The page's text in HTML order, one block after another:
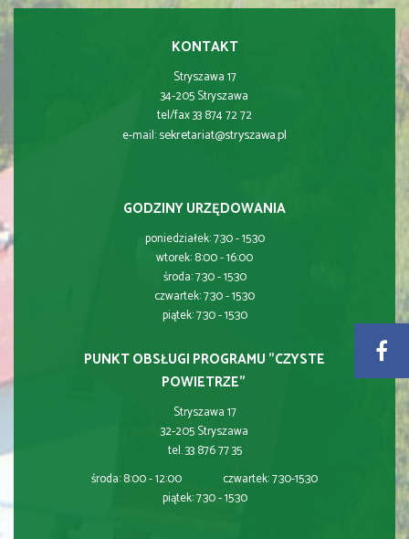
KONTAKT
Stryszawa 17
34-205 Stryszawa
tel/fax 33 874 72 72
e-mail:sekretariat@stryszawa.pl
GODZINY URZĘDOWANIA
poniedziałek: 7:30 - 15:30
wtorek: 8:00 - 16:00
środa: 7:30 - 15:30
czwartek: 7:30 - 15:30
piątek: 7:30 - 15:30
PUNKT OBSŁUGI PROGRAMU "CZYSTE
POWIETRZE"
Stryszawa 17
32-205 Stryszawa
tel. 33 876 77 35
środa: 8:00 - 12:00 czwartek: 7:30-15:30
piątek: 7:30 - 15:30